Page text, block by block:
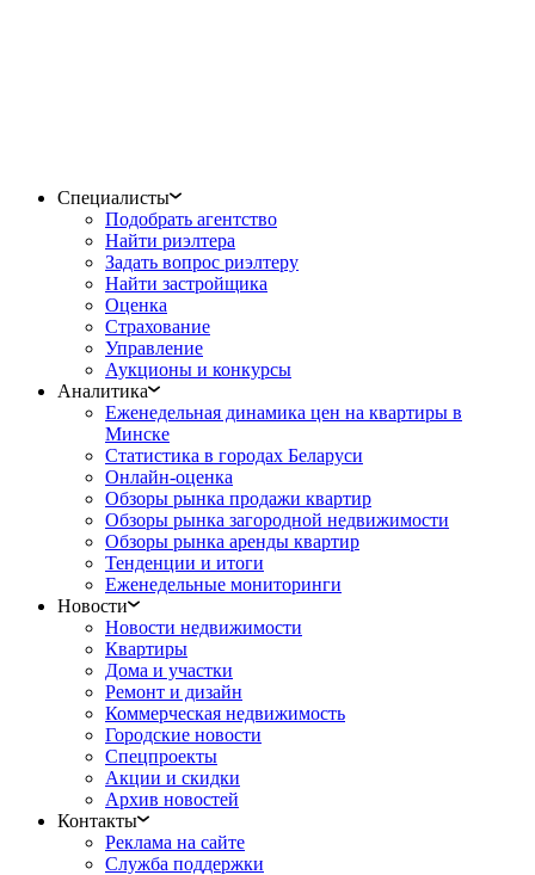
Специалисты
Подобрать агентство
Найти риэлтера
Задать вопрос риэлтеру
Найти застройщика
Оценка
Страхование
Управление
Аукционы и конкурсы
Аналитика
Еженедельная динамика цен на квартиры в
Минске
Статистика в городах Беларуси
Онлайн-оценка
Обзоры рынка продажи квартир
Обзоры рынка загородной недвижимости
Обзоры рынка аренды квартир
Тенденции и итоги
Еженедельные мониторинги
Новости
Новости недвижимости
Квартиры
Дома и участки
Ремонт и дизайн
Коммерческая недвижимость
Городские новости
Спецпроекты
Акции и скидки
Архив новостей
Контакты
Реклама на сайте
Служба поддержки